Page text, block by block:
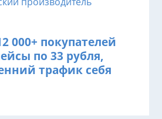
000+ покупателей
по 33 рубля,
трафик себя